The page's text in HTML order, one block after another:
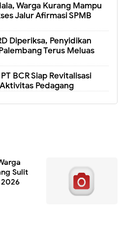
Warga Kurang Mampu
Jalur Afirmasi SPMB
Diperiksa, Penyidikan
Terus Meluas
BCR Siap Revitalisasi
Pedagang
Sulit